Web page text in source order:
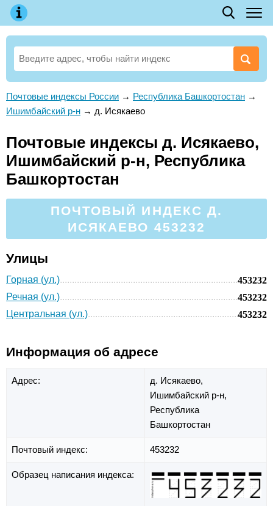
Почтовые индексы России → Республика Башкортостан →
Ишимбайский р-н → д. Исякаево
Почтовые индексы д. Исякаево,
Ишимбайский р-н, Республика
Башкортостан
ПОЧТОВЫЙ ИНДЕКС Д.
ИСЯКАЕВО 453232
Улицы
Горная (ул.)
453232
Речная (ул.)
453232
Центральная (ул.)
453232
Информация об адресе
Адрес:
д. Исякаево,
Ишимбайский р-н,
Республика
Башкортостан
Почтовый индекс: 453232
Образец написания индекса: